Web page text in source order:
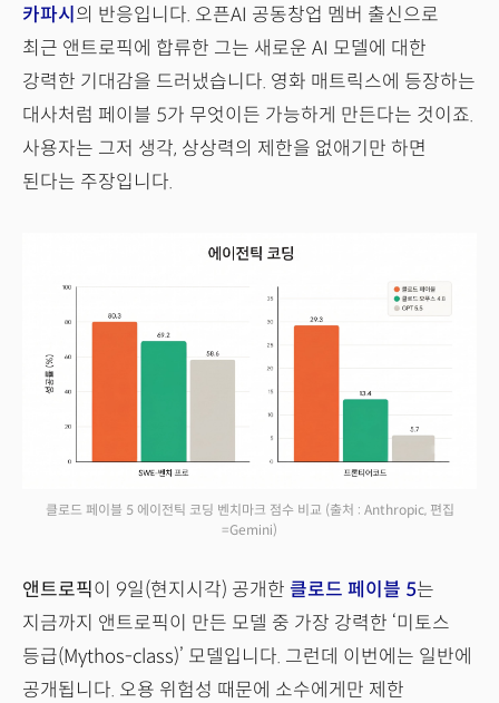
카파시 의 반응입니다. 오픈AI 공동창업 멤버 출신으로
최근 앤트로픽에 합류한 그는 새로운 AI 모델에 대한
강력한 기대감을 드러냈습니다. 영화 매트릭스에 등장하는
대사처럼 페이블 5가 무엇이든 가능하게 만든다는 것이죠.
사용자는 그저 생각, 상상력의 제한을 없애기만 하면
된다는 주장입니다.
클로드 페이블 5 에이전틱 코딩 벤치마크 점수 비교 (출처 : Anthropic, 편집
=Gemini)
앤트로픽이 9일(현지시각) 공개한 클로드 페이블 5는
지금까지 앤트로픽이 만든 모델 중 가장 강력한 ‘미토스
등급(Mythos-class)’ 모델입니다. 그런데 이번에는 일반에
공개됩니다. 오용 위험성 때문에 소수에게만 제한